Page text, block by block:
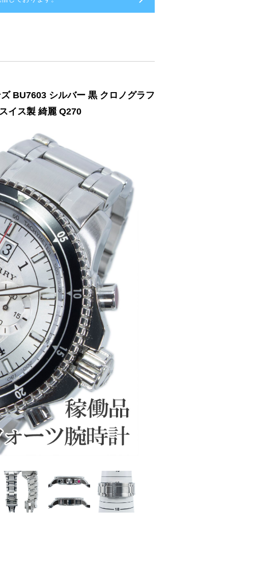
BU7603 シルバー 黒 クロノグラフ
イス製 綺麗 Q270